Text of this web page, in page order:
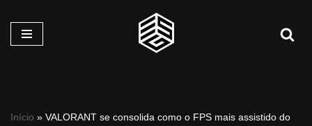
Pular
Início » VALORANT se consolida como o FPS mais assistido do